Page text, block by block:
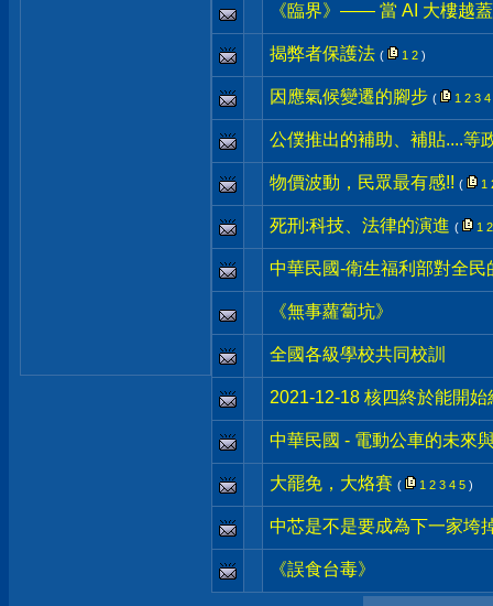
《臨界》—— 當 AI 大樓越
揭弊者保護法 ( 1 2 )
因應氣候變遷的腳步 ( 1 2 3 4
公僕推出的補助、補貼....等
物價波動，民眾最有感!! ( 1
死刑:科技、法律的演進 ( 1 2
中華民國-衛生福利部對全民
《無事蘿蔔坑》
全國各級學校共同校訓
2021-12-18 核四終於能開始
中華民國 - 電動公車的未來
大罷免，大烙賽 ( 1 2 3 4 5 )
中芯是不是要成為下一家垮
《誤食台毒》